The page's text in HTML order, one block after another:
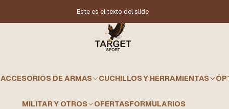
ACCESORIOS DE ARMAS CUCHILLOS Y HERRAMIENTAS
MILITAR Y OTROS OFERTASFORMULARIOS
Este es el texto del slide